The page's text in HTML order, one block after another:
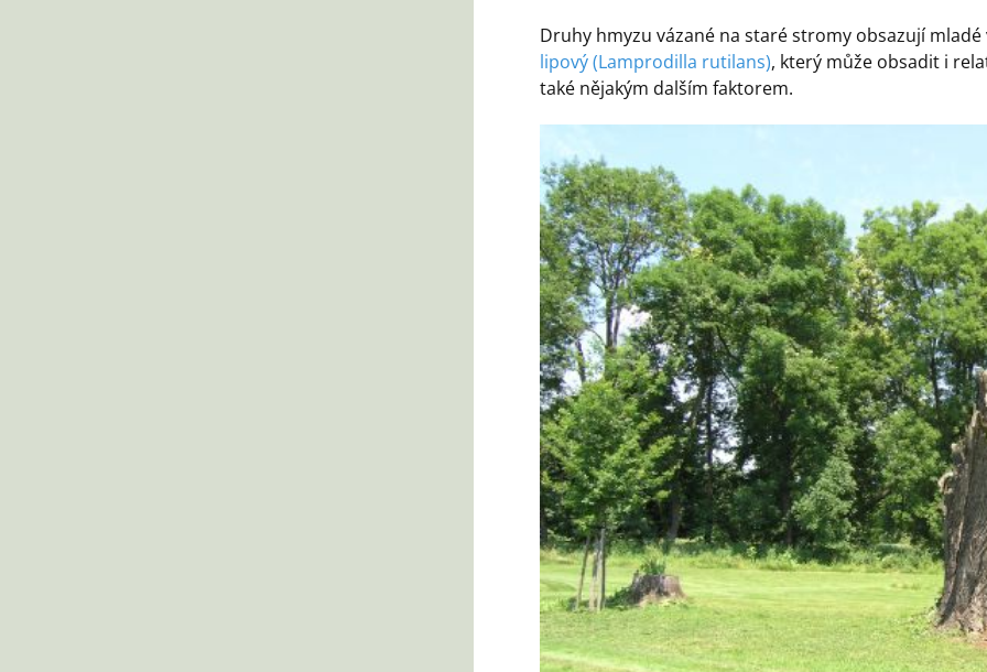
Druhy hmyzu vázané na staré stromy obsazují
lipový (Lamprodilla rutilans), který může obsadit i
také nějakým dalším faktorem.